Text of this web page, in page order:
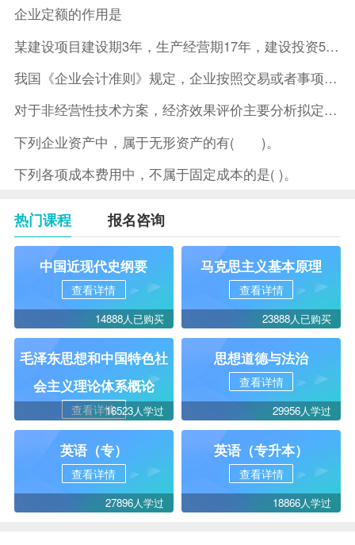
企业定额的作用是
某建设项目建设期3年，生产经营期17年，建设投资5500万元
我国《企业会计准则》规定，企业按照交易或者事项的经济特征确定
对于非经营性技术方案，经济效果评价主要分析拟定方案的( )。
下列企业资产中，属于无形资产的有( )。
下列各项成本费用中，不属于固定成本的是( )。
热门课程 报名咨询
中国近现代史纲要
查看详情
14888人已购买
马克思主义基本原理
查看详情
23888人已购买
毛泽东思想和中国特色社
会主义理论体系概论
查看详情16523人学过
思想道德与法治
查看详情
29956人学过
英语（专）
查看详情
27896人学过
英语（专升本）
查看详情
18866人学过